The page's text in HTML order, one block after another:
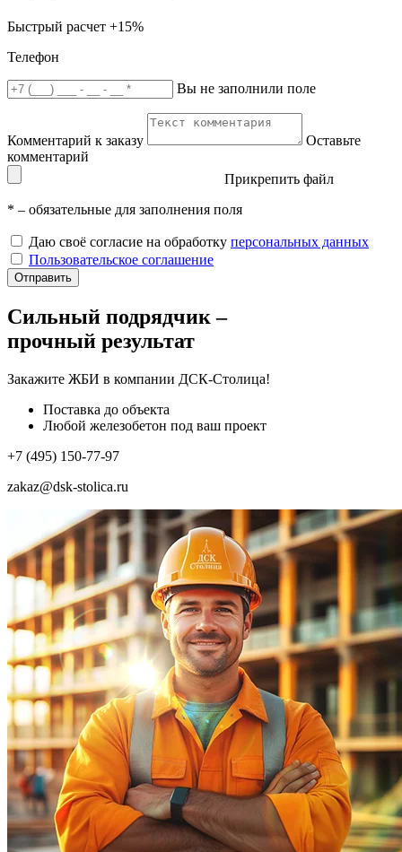
Быстрый расчет +15%
Телефон
Вы не заполнили поле
Комментарий к заказу
Оставьте
комментарий
Прикрепить файл
* – обязательные для заполнения поля
Даю своё согласие на обработку персональных данных
Пользовательское соглашение
Отправить
Сильный подрядчик –
прочный результат
Закажите ЖБИ в компании ДСК-Столица!
Поставка до объекта
Любой железобетон под ваш проект
+7 (495) 150-77-97
zakaz@dsk-stolica.ru